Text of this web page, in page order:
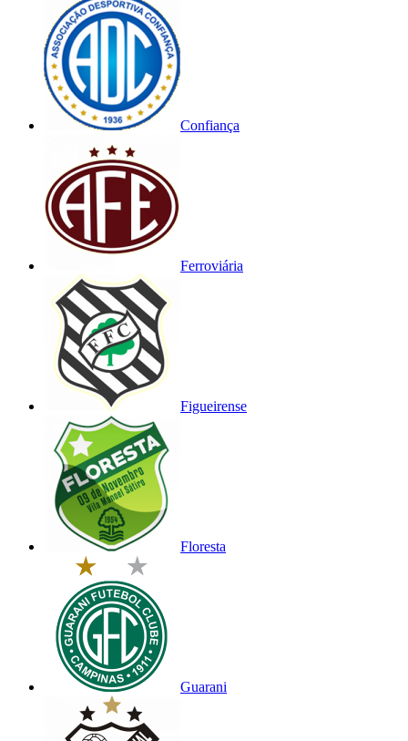
Confiança
Ferroviária
Figueirense
Floresta
Guarani